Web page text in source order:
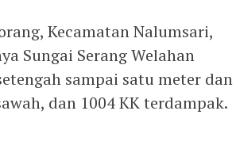
Kecamatan Nalumsari,
Sungai Serang Welahan
sampai satu meter dan
dan 1004 KK terdampak.